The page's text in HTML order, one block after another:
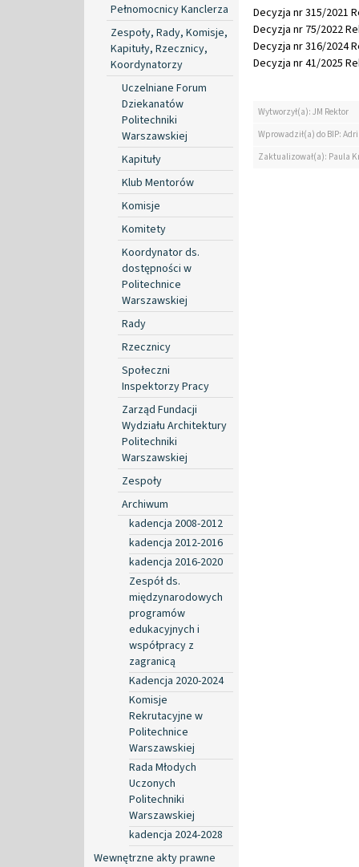
Pełnomocnicy Kanclerza
Zespoły, Rady, Komisje,
Kapituły, Rzecznicy,
Koordynatorzy
Uczelniane Forum
Dziekanatów
Politechniki
Warszawskiej
Kapituły
Klub Mentorów
Komisje
Komitety
Koordynator ds.
dostępności w
Politechnice
Warszawskiej
Rady
Rzecznicy
Społeczni
Inspektorzy Pracy
Zarząd Fundacji
Wydziału Architektury
Politechniki
Warszawskiej
Zespoły
Archiwum
kadencja 2008-2012
kadencja 2012-2016
kadencja 2016-2020
Zespół ds.
międzynarodowych
programów
edukacyjnych i
współpracy z
zagranicą
Kadencja 2020-2024
Komisje
Rekrutacyjne w
Politechnice
Warszawskiej
Rada Młodych
Uczonych
Politechniki
Warszawskiej
kadencja 2024-2028
Wewnętrzne akty prawne
Decyzja nr 315/2021
Decyzja nr 75/2022
Decyzja nr 316/2024
Decyzja nr 41/2025
Wytworzył(a): JM Rektor
Wprowadził(a) do BIP:
Zaktualizował(a): Paula